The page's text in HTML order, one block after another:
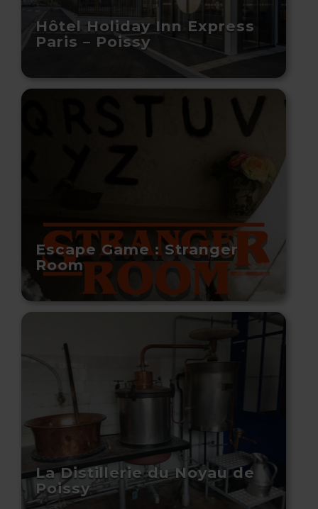
Hôtel Holiday Inn Express
Paris – Poissy
Escape Game : Stranger
Room
La Distillerie du Noyau de
Poissy